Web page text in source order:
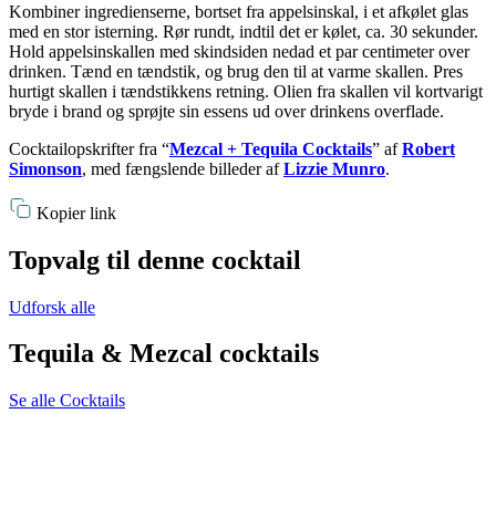
Kombiner ingredienserne, bortset fra appelsinskal, i et afkølet glas
med en stor isterning. Rør rundt, indtil det er kølet, ca. 30 sekunder.
Hold appelsinskallen med skindsiden nedad et par centimeter over
drinken. Tænd en tændstik, og brug den til at varme skallen. Pres
hurtigt skallen i tændstikkens retning. Olien fra skallen vil kortvarigt
bryde i brand og sprøjte sin essens ud over drinkens overflade.
Cocktailopskrifter fra “Mezcal + Tequila Cocktails” afRobert
Simonson, med fængslende billeder afLizzie Munro.
Kopier link
Topvalg til denne cocktail
Udforsk alle
Tequila & Mezcal cocktails
Se alle Cocktails